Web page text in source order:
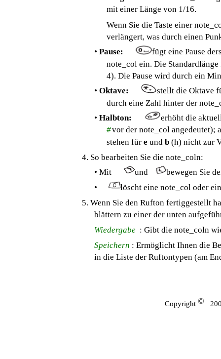
Copyright ©
mit einer Länge von 1/16.
Wenn Sie die Taste einer
verlängert, was durch einen
• Pause:
fügt eine Pause
note_col ein. Die
4). Die Pause wird durch ein
• Oktave:
stellt die Oktave
durch eine Zahl hinter der
• Halbton:
erhöht die
#vor der note_col angedeutet);
stehen für e und b (h) nicht zur
4. So bearbeiten Sie die note_coln:
• Mit
und
bewegen Sie
•
löscht eine note_col oder
5. Wenn Sie den Rufton fertiggestellt
blättern zu einer der unten
Wiedergabe : Gibt die note_coln
Speichern : Ermöglicht Ihnen die
in die Liste der Ruftontypen (am